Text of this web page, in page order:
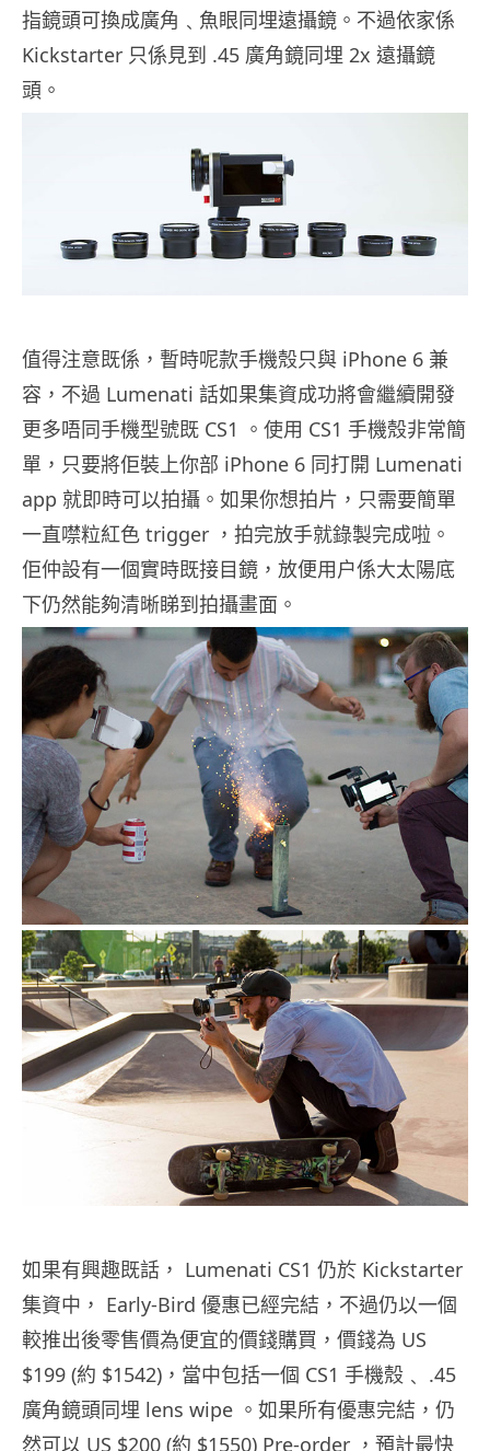
指鏡頭可換成廣角﹑魚眼同埋遠攝鏡。不過依家係
Kickstarter 只係見到 .45 廣角鏡同埋 2x 遠攝鏡
頭。
值得注意既係，暫時呢款手機殼只與 iPhone 6 兼
容，不過 Lumenati 話如果集資成功將會繼續開發
更多唔同手機型號既 CS1 。使用 CS1 手機殼非常簡
單，只要將佢裝上你部 iPhone 6 同打開 Lumenati
app 就即時可以拍攝。如果你想拍片，只需要簡單
一直噤粒紅色 trigger ，拍完放手就錄製完成啦。
佢仲設有一個實時既接目鏡，放便用户係大太陽底
下仍然能夠清晰睇到拍攝畫面。
如果有興趣既話， Lumenati CS1 仍於 Kickstarter
集資中， Early-Bird 優惠已經完結，不過仍以一個
較推出後零售價為便宜的價錢購買，價錢為 US
$199 (約 $1542)，當中包括一個 CS1 手機殼﹑ .45
廣角鏡頭同埋 lens wipe 。如果所有優惠完結，仍
然可以 US $200 (約 $1550) Pre-order ，預計最快